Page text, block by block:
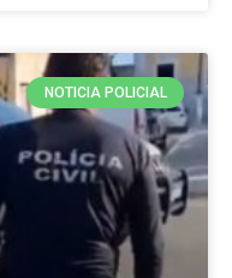
NOTICIA POLICIAL